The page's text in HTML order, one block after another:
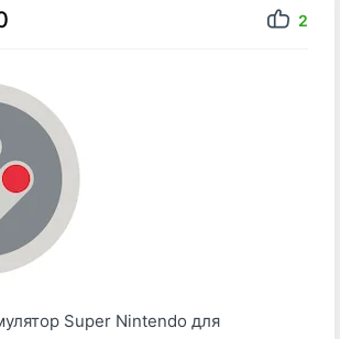
2
Super Nintendo для